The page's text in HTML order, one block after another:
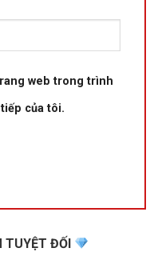
web trong trình
của tôi.
TUYỆT ĐỐI